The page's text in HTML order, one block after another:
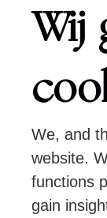
Wij
We, and
website.
functions
gain
©